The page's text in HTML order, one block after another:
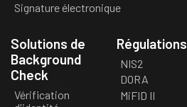
Signature électronique
Solutions de
Background
Check
Vérification
Régulations
NIS2
DORA
MiFID II